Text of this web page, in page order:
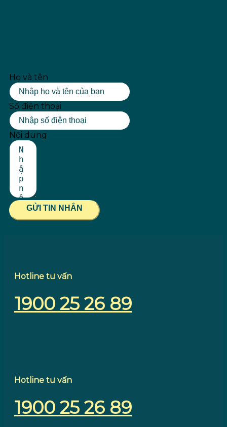
Họ và tên
Số điện thoại
Nội dung
GỬI TIN NHẮN
Hotline tư vấn
1900 25 26 89
Hotline tư vấn
1900 25 26 89